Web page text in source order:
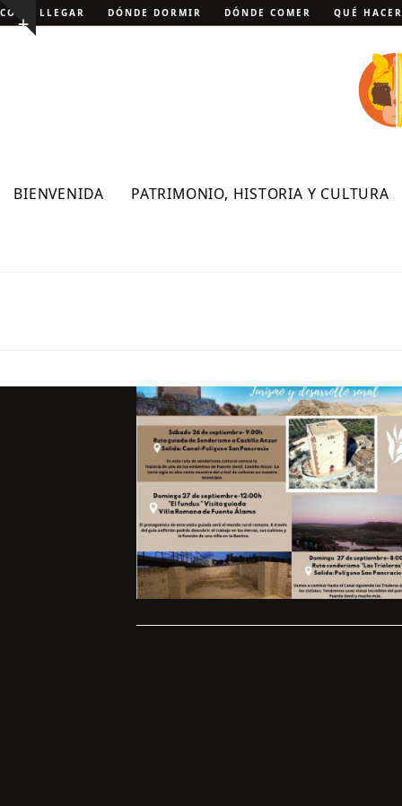
Skip
to Show
CÓMO LLEGAR DÓNDE DORMIR DÓNDE COMER QUÉ HACER
BIENVENIDA PATRIMONIO, HISTORIA Y CULTURA